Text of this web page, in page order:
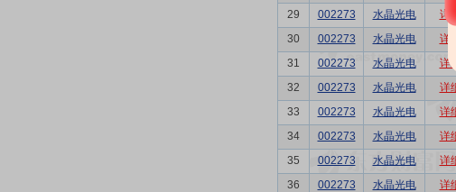
29
002273 水晶光电 详细
30
002273 水晶光电 详细
31
002273 水晶光电 详细
32
002273 水晶光电 详
33
002273 水晶光电 详
34
002273 水晶光电 详
35
002273 水晶光电 详
36
002273 水晶光电 详